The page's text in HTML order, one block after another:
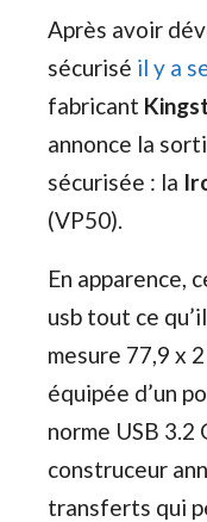
Après avoir
sécurisé il y a
fabricant
annonce la
sécurisée : la
(VP50).
En apparence,
usb tout ce
mesure 77,9 x
équipée d’un
norme USB 3.2
construceur
transferts qui